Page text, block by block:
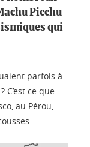
Picchu
qui
parfois à
C’est ce que
au Pérou,